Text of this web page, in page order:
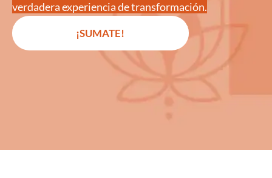
verdadera experiencia de transformación.
¡SUMATE!